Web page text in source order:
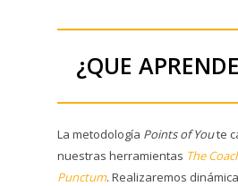
¿QUE
La metodología Points of Youte
nuestras herramientas The
Punctum. Realizaremos